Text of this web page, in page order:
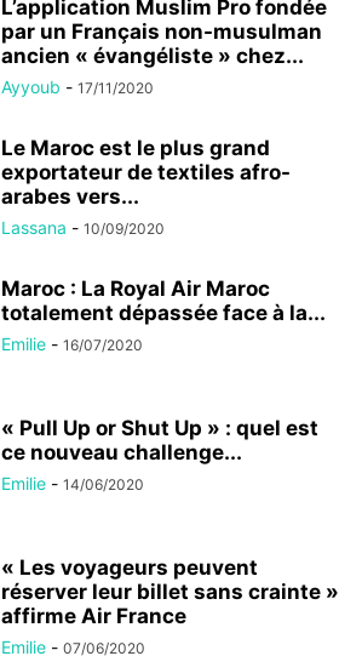
L’application Muslim Pro fondée
par un Français non-musulman
ancien « évangéliste » chez...
Ayyoub - 17/11/2020
Le Maroc est le plus grand
exportateur de textiles afro-
arabes vers...
Lassana - 10/09/2020
Maroc : La Royal Air Maroc
totalement dépassée face à la...
Emilie - 16/07/2020
« Pull Up or Shut Up » : quel est
ce nouveau challenge...
Emilie - 14/06/2020
« Les voyageurs peuvent
réserver leur billet sans crainte »
affirme Air France
Emilie - 07/06/2020